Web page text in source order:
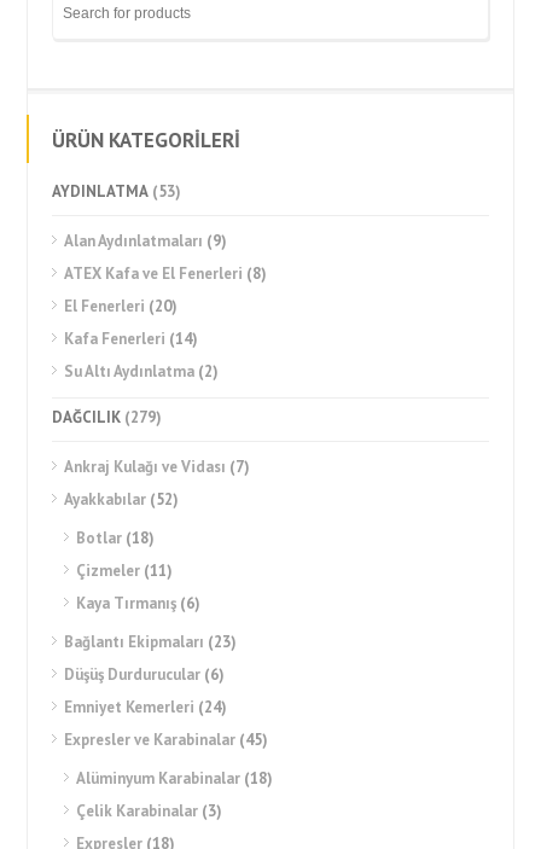
ÜRÜN KATEGORİLERİ
AYDINLATMA (53)
Alan Aydınlatmaları (9)
ATEX Kafa ve El Fenerleri (8)
El Fenerleri (20)
Kafa Fenerleri (14)
Su Altı Aydınlatma (2)
DAĞCILIK (279)
Ankraj Kulağı ve Vidası (7)
Ayakkabılar (52)
Botlar (18)
Çizmeler (11)
Kaya Tırmanış (6)
Bağlantı Ekipmaları (23)
Düşüş Durdurucular (6)
Emniyet Kemerleri (24)
Expresler ve Karabinalar (45)
Alüminyum Karabinalar (18)
Çelik Karabinalar (3)
Expresler (18)